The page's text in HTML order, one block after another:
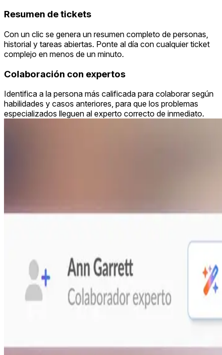
Resumen de tickets
Con un clic se genera un resumen completo de personas,
historial y tareas abiertas. Ponte al día con cualquier ticket
complejo en menos de un minuto.
Colaboración con expertos
Identifica a la persona más calificada para colaborar según
habilidades y casos anteriores, para que los problemas
especializados lleguen al experto correcto de inmediato.